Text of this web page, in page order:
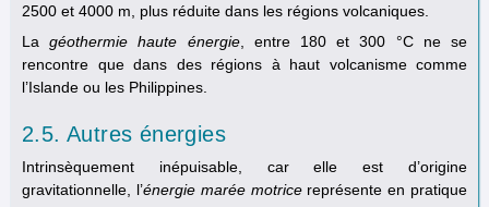
2500 et 4000 m, plus réduite dans les régions volcaniques.
Lagéothermie haute énergie, entre 180 et 300 °C ne se
rencontre que dans des régions à haut volcanisme comme
l’Islande ou les Philippines.
2.5. Autres énergies
Intrinsèquement inépuisable, car elle est d’origine
gravitationnelle, l’énergie marée motricereprésente en pratique